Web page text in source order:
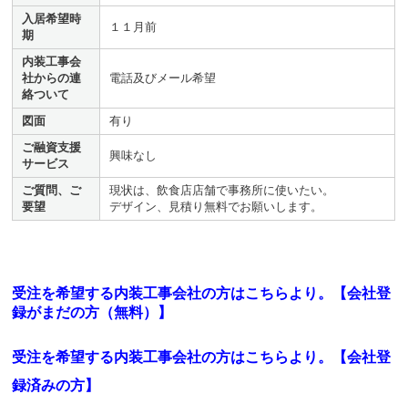
入居希望時
期
１１月前
内装工事会
社からの連
絡ついて
電話及びメール希望
図面
有り
ご融資支援
サービス
興味なし
ご質問、ご
要望
現状は、飲食店店舗で事務所に使いたい。
デザイン、見積り無料でお願いします。
受注を希望する内装工事会社の方はこちらより。【会社登
録がまだの方（無料）】
受注を希望する内装工事会社の方はこちらより。
【会社登
録済みの方】